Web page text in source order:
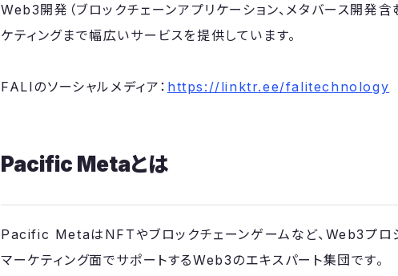
Web3開発（ブロックチェーンアプリケーション、メタバース開発含
ケティングまで幅広いサービスを提供しています。
FALIのソーシャルメディア： https://linktr.ee/falitechnology
Pacific Metaとは
Pacific MetaはNFTやブロックチェーンゲームなど、Web3プロ
マーケティング面でサポートするWeb3のエキスパート集団です。